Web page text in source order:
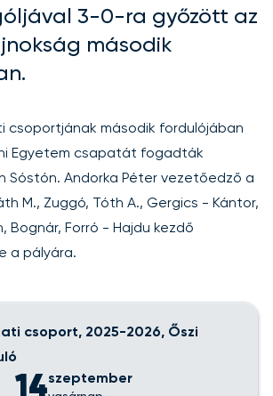
3-0-ra győzött az
második
csoportjának második fordulójában
Egyetem csapatát fogadták
Sóstón. Andorka Péter vezetőedző a
M., Zuggó, Tóth A., Gergics - Kántor,
Bognár, Forró - Hajdu kezdő
a pályára.
csoport, 2025-2026, Őszi
14szeptember